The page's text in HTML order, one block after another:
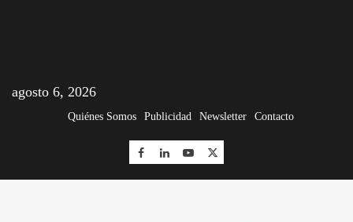
agosto 6, 2026
Quiénes Somos Publicidad Newsletter Contacto